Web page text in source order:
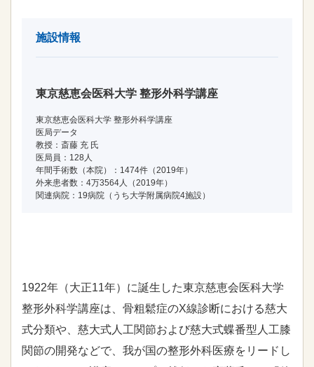
施設情報
東京慈恵会医科大学 整形外科学講座
東京慈恵会医科大学 整形外科学講座
医局データ
教授：斎藤 充 氏
医局員：128人
年間手術数（本院）：1474件（2019年）
外来患者数：4万3564人（2019年）
関連病院：19病院（うち大学附属病院4施設）
1922年（大正11年）に誕生した東京慈恵会医科大学
整形外科学講座は、骨粗鬆症のX線診断における慈大
式分類や、慈大式人工関節および慈大式蝶番型人工膝
関節の開発などで、我が国の整形外科医療をリードし